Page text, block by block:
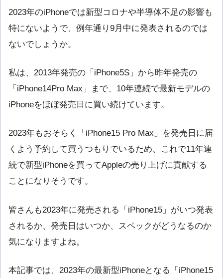
2023年のiPhoneでは新型コロナや半導体不足の影響も
特にないようで、例年通り9月中に発表されるのでは
ないでしょうか。
私は、2013年発売の「iPhone5S」から昨年発売の
「iPhone14Pro Max」まで、10年連続で最新モデルの
iPhoneをほぼ発売日に買い続けています。
2023年もおそらく「iPhone15 Pro Max」を発売日に届
くよう予約して買うつもりでいるため、これで11年連
続で新型iPhoneを買ってAppleの売り上げに貢献する
ことになりそうです。
皆さんも2023年に発売される「iPhone15」がいつ発表
されるか、発売日はいつか、スペックがどうなるのか
気になりますよね。
本記事では、2023年の最新型iPhoneとなる「iPhone15